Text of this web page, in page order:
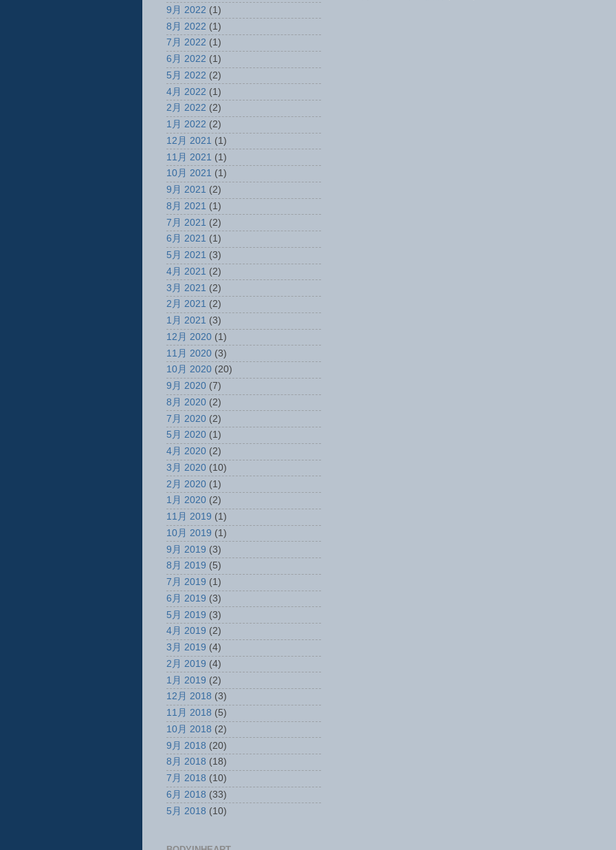
9月 2022 (1)
8月 2022 (1)
7月 2022 (1)
6月 2022 (1)
5月 2022 (2)
4月 2022 (1)
2月 2022 (2)
1月 2022 (2)
12月 2021 (1)
11月 2021 (1)
10月 2021 (1)
9月 2021 (2)
8月 2021 (1)
7月 2021 (2)
6月 2021 (1)
5月 2021 (3)
4月 2021 (2)
3月 2021 (2)
2月 2021 (2)
1月 2021 (3)
12月 2020 (1)
11月 2020 (3)
10月 2020 (20)
9月 2020 (7)
8月 2020 (2)
7月 2020 (2)
5月 2020 (1)
4月 2020 (2)
3月 2020 (10)
2月 2020 (1)
1月 2020 (2)
11月 2019 (1)
10月 2019 (1)
9月 2019 (3)
8月 2019 (5)
7月 2019 (1)
6月 2019 (3)
5月 2019 (3)
4月 2019 (2)
3月 2019 (4)
2月 2019 (4)
1月 2019 (2)
12月 2018 (3)
11月 2018 (5)
10月 2018 (2)
9月 2018 (20)
8月 2018 (18)
7月 2018 (10)
6月 2018 (33)
5月 2018 (10)